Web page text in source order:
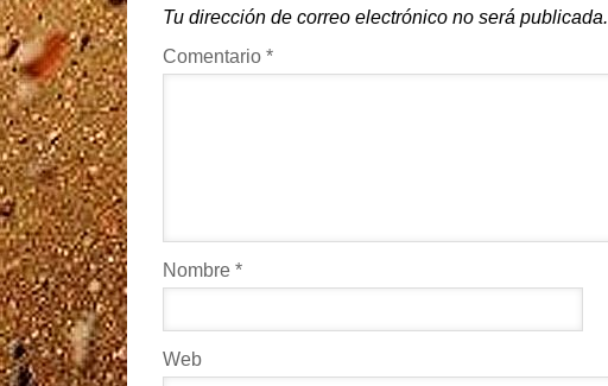
Tu dirección de correo electrónico no será publicada.
Comentario *
Nombre *
Web